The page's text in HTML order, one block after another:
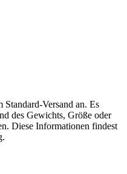
Versand an. Es
des Gewichts, Größe oder
Diese Informationen findest